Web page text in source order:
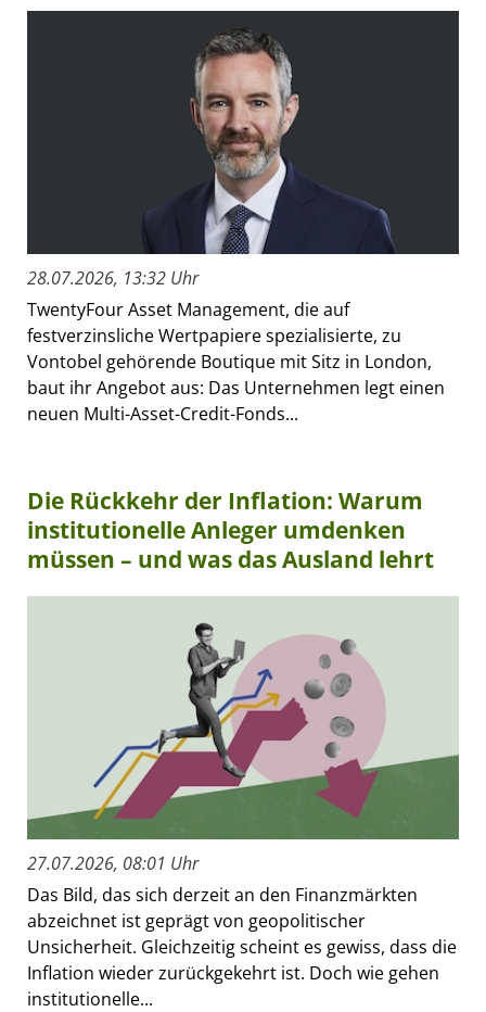
28.07.2026, 13:32 Uhr
TwentyFour Asset Management, die auf
festverzinsliche Wertpapiere spezialisierte, zu
Vontobel gehörende Boutique mit Sitz in London,
baut ihr Angebot aus: Das Unternehmen legt einen
neuen Multi-Asset-Credit-Fonds...
Die Rückkehr der Inflation: Warum
institutionelle Anleger umdenken
müssen – und was das Ausland lehrt
27.07.2026, 08:01 Uhr
Das Bild, das sich derzeit an den Finanzmärkten
abzeichnet ist geprägt von geopolitischer
Unsicherheit. Gleichzeitig scheint es gewiss, dass die
Inflation wieder zurückgekehrt ist. Doch wie gehen
institutionelle...